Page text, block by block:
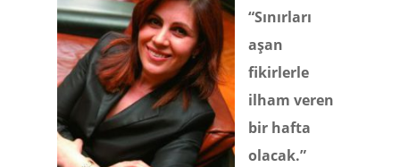
“Sınırları
aşan
fikirlerle
ilham veren
bir hafta
olacak.”